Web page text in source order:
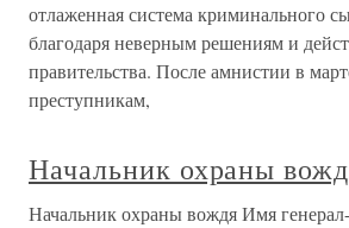
отлаженная система криминального
благодаря неверным решениям и
правительства. После амнистии в
преступникам,
Начальник охраны
Начальник охраны вождя Имя